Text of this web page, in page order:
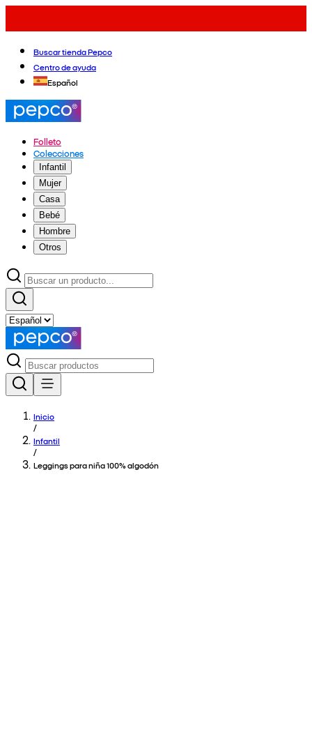
Buscar tienda Pepco
Centro de ayuda
Español
Folleto
Colecciones
Infantil
Mujer
Casa
Bebé
Hombre
Otros
Inicio
/
Infantil
/
Leggings para niña 100% algodón